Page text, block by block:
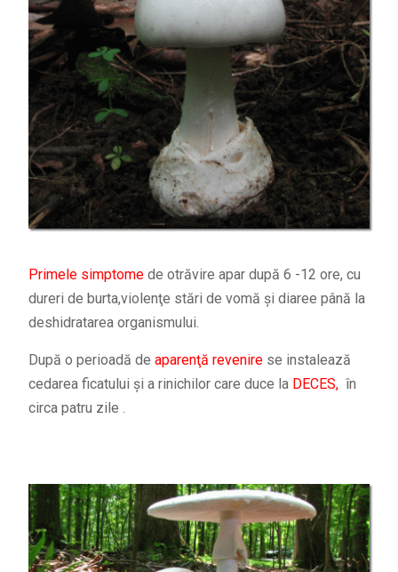
Primele simptomede otrăvire apar după 6 -12 ore, cu
dureri de burta,violenţe stări de vomă și diaree până la
deshidratarea organismului.
După o perioadă de aparenţă revenirese instalează
cedarea ficatului și a rinichilor care duce laDECES, în
circa patru zile .